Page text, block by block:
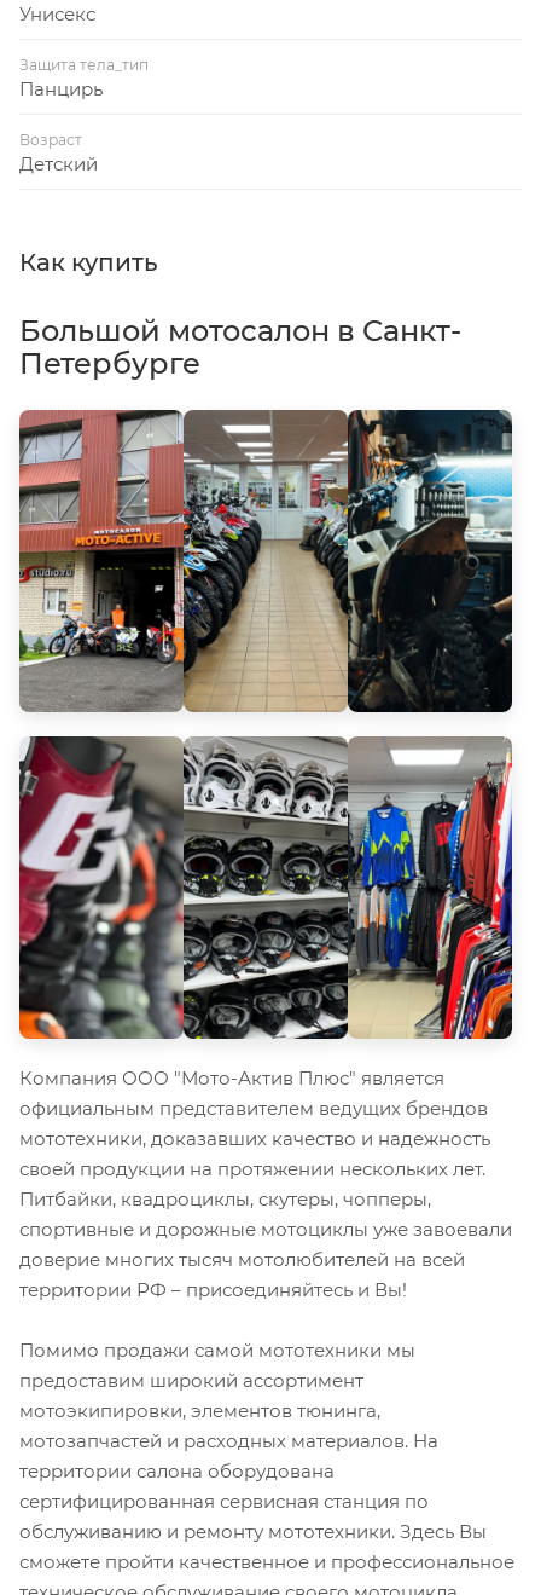
Унисекс
Защита тела_тип
Панцирь
Возраст
Детский
Как купить
Большой мотосалон в Санкт-
Петербурге
Компания ООО "Мото-Актив Плюс" является
официальным представителем ведущих брендов
мототехники, доказавших качество и надежность
своей продукции на протяжении нескольких лет.
Питбайки, квадроциклы, скутеры, чопперы,
спортивные и дорожные мотоциклы уже завоевали
доверие многих тысяч мотолюбителей на всей
территории РФ – присоединяйтесь и Вы!
Помимо продажи самой мототехники мы
предоставим широкий ассортимент
мотоэкипировки, элементов тюнинга,
мотозапчастей и расходных материалов. На
территории салона оборудована
сертифицированная сервисная станция по
обслуживанию и ремонту мототехники. Здесь Вы
сможете пройти качественное и профессиональное